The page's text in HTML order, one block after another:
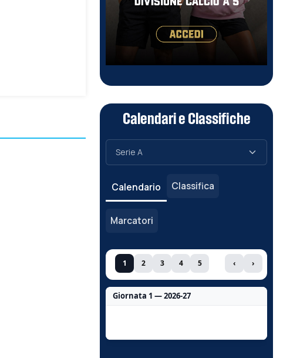
Calendari e Classifiche
Calendario Classifica
Marcatori
1 2 3 4 5 ‹ ›
Giornata 1 — 2026-27